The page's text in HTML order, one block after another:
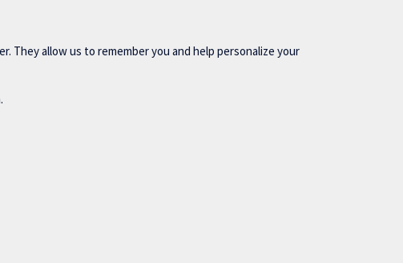
They allow us to remember you and help personalize your